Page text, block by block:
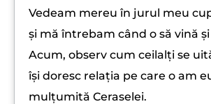
Vedeam mereu în jurul meu
și mă întrebam când o să vină
Acum, observ cum ceilalți se
își doresc relația pe care o am
mulțumită Ceraselei.